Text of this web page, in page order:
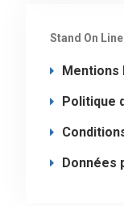
Stand On
Mentions
Politique
Données